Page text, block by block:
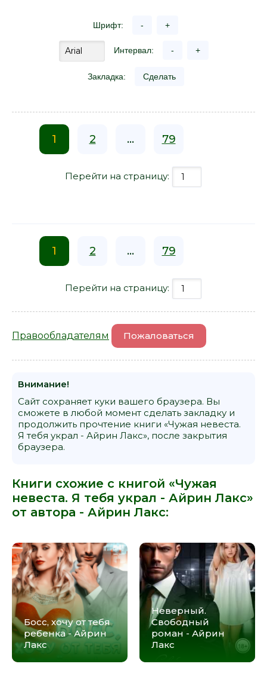
Шрифт: - +
Интервал: - +
Закладка: Сделать
1 2 ... 79
Перейти на страницу:
1 2 ... 79
Перейти на страницу:
Правообладателям Пожаловаться
Внимание!
Сайт сохраняет куки вашего браузера. Вы
сможете в любой момент сделать закладку и
продолжить прочтение книги «Чужая невеста.
Я тебя украл - Айрин Лакс», после закрытия
браузера.
Книги схожие с книгой «Чужая
невеста. Я тебя украл - Айрин Лакс»
от автора - Айрин Лакс:
Босс, хочу от тебя
ребенка - Айрин
Лакс
Неверный.
Свободный
роман - Айрин
Лакс